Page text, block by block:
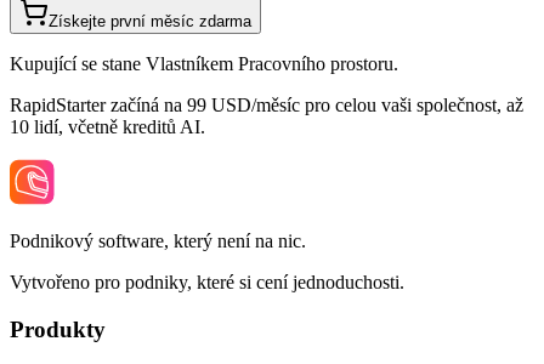
Získejte první měsíc zdarma
Kupující se stane Vlastníkem Pracovního prostoru.
RapidStarter začíná na 99 USD/měsíc pro celou vaši společnost, až
10 lidí, včetně kreditů AI.
Podnikový software, který není na nic.
Vytvořeno pro podniky, které si cení jednoduchosti.
Produkty